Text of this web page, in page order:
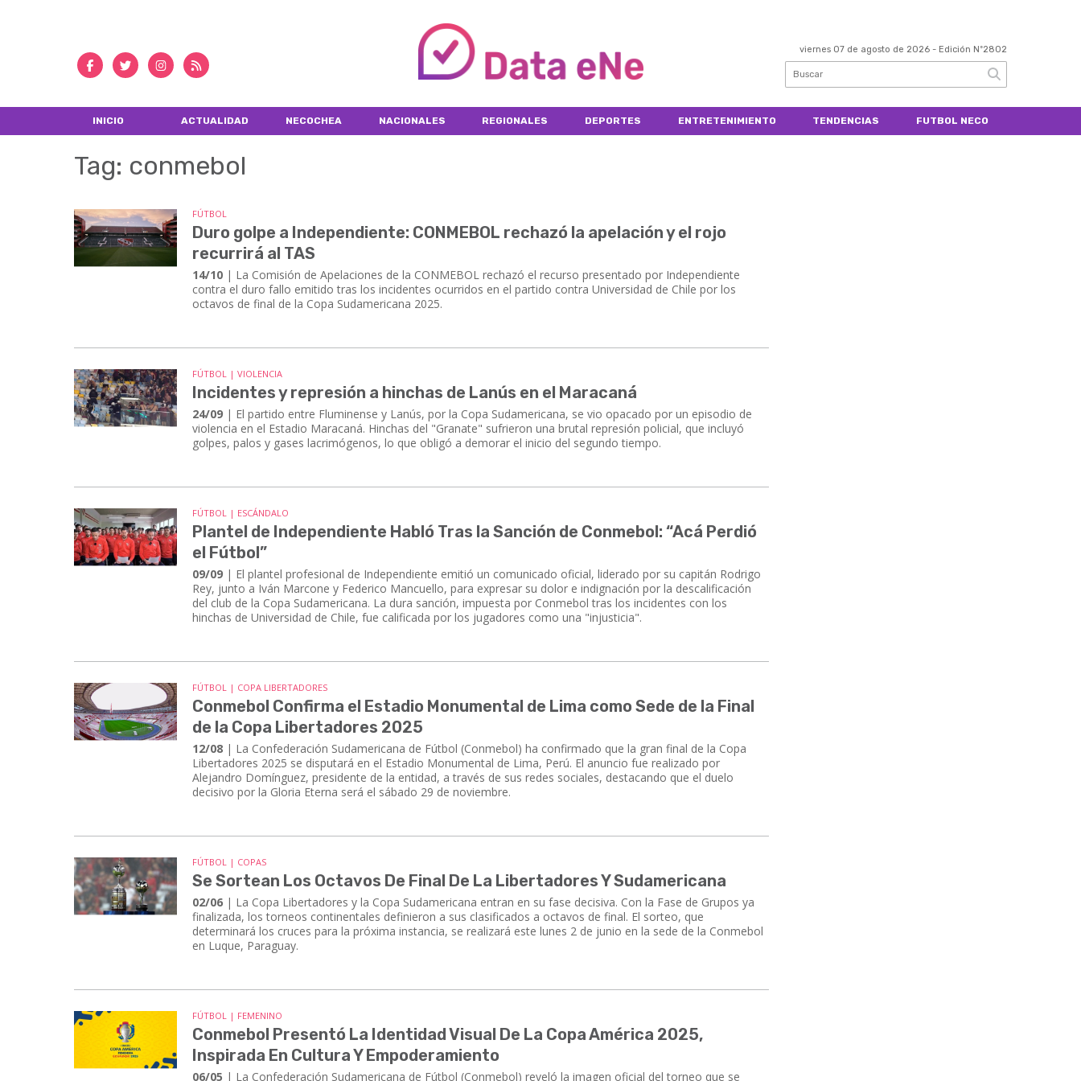
viernes 07 de agosto de 2026 - Edición Nº2802
INICIO ACTUALIDAD NECOCHEA NACIONALES REGIONALES DEPORTES ENTRETENIMIENTO TENDENCIAS FUTBOL NECO
Tag: conmebol
FÚTBOL
Duro golpe a Independiente: CONMEBOL rechazó la apelación y el rojo
recurrirá al TAS
14/10 | La Comisión de Apelaciones de la CONMEBOL rechazó el recurso presentado por Independiente
contra el duro fallo emitido tras los incidentes ocurridos en el partido contra Universidad de Chile por los
octavos de final de la Copa Sudamericana 2025.
FÚTBOL | VIOLENCIA
Incidentes y represión a hinchas de Lanús en el Maracaná
24/09 | El partido entre Fluminense y Lanús, por la Copa Sudamericana, se vio opacado por un episodio de
violencia en el Estadio Maracaná. Hinchas del "Granate" sufrieron una brutal represión policial, que incluyó
golpes, palos y gases lacrimógenos, lo que obligó a demorar el inicio del segundo tiempo.
FÚTBOL | ESCÁNDALO
Plantel de Independiente Habló Tras la Sanción de Conmebol: “Acá Perdió
el Fútbol”
09/09 | El plantel profesional de Independiente emitió un comunicado oficial, liderado por su capitán Rodrigo
Rey, junto a Iván Marcone y Federico Mancuello, para expresar su dolor e indignación por la descalificación
del club de la Copa Sudamericana. La dura sanción, impuesta por Conmebol tras los incidentes con los
hinchas de Universidad de Chile, fue calificada por los jugadores como una "injusticia".
FÚTBOL | COPA LIBERTADORES
Conmebol Confirma el Estadio Monumental de Lima como Sede de la Final
de la Copa Libertadores 2025
12/08 | ​​​​​​​La Confederación Sudamericana de Fútbol (Conmebol) ha confirmado que la gran final de la Copa
Libertadores 2025 se disputará en el Estadio Monumental de Lima, Perú. El anuncio fue realizado por
Alejandro Domínguez, presidente de la entidad, a través de sus redes sociales, destacando que el duelo
decisivo por la Gloria Eterna será el sábado 29 de noviembre.
FÚTBOL | COPAS
Se Sortean Los Octavos De Final De La Libertadores Y Sudamericana
02/06 | La Copa Libertadores y la Copa Sudamericana entran en su fase decisiva. Con la Fase de Grupos ya
finalizada, los torneos continentales definieron a sus clasificados a octavos de final. El sorteo, que
determinará los cruces para la próxima instancia, se realizará este lunes 2 de junio en la sede de la Conmebol
en Luque, Paraguay.
FÚTBOL | FEMENINO
Conmebol Presentó La Identidad Visual De La Copa América 2025,
Inspirada En Cultura Y Empoderamiento
06/05 | La Confederación Sudamericana de Fútbol (Conmebol) reveló la imagen oficial del torneo que se